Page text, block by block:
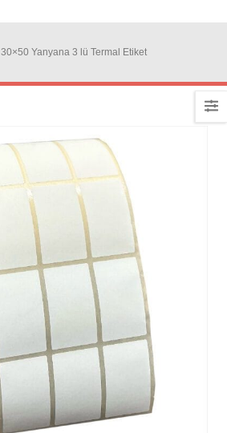
30×50 Yanyana 3 lü Termal Etiket